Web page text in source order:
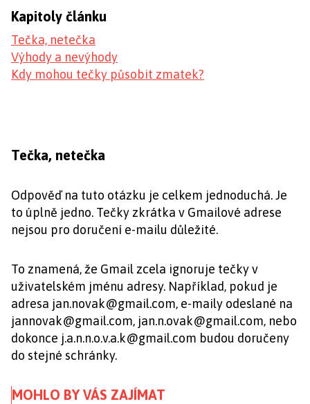
Kapitoly článku
Tečka, netečka
Výhody a nevýhody
Kdy mohou tečky působit zmatek?
Tečka, netečka
Odpověď na tuto otázku je celkem jednoduchá. Je
to úplně jedno. Tečky zkrátka v Gmailové adrese
nejsou pro doručení e-mailu důležité.
To znamená, že Gmail zcela ignoruje tečky v
uživatelském jménu adresy. Například, pokud je
adresa jan.novak@gmail.com, e-maily odeslané na
jannovak@gmail.com, jan.n.ovak@gmail.com, nebo
dokonce j.a.n.n.o.v.a.k@gmail.com budou doručeny
do stejné schránky.
MOHLO BY VÁS ZAJÍMAT